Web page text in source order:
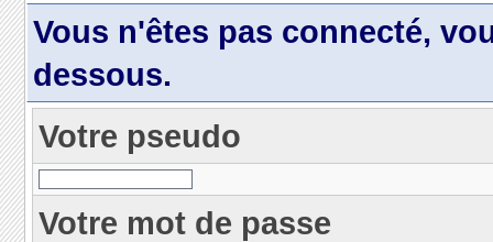
Vous n'êtes pas connecté,
dessous.
Votre pseudo
Votre mot de passe